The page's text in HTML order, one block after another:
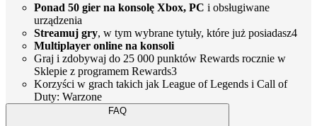
Ponad 50 gier na konsolę Xbox, PC i obsługiwane
urządzenia
Streamuj gry, w tym wybrane tytuły, które już posiadasz4
Multiplayer online na konsoli
Graj i zdobywaj do 25 000 punktów Rewards rocznie w
Sklepie z programem Rewards3
Korzyści w grach takich jak League of Legends i Call of
Duty: Warzone
FAQ